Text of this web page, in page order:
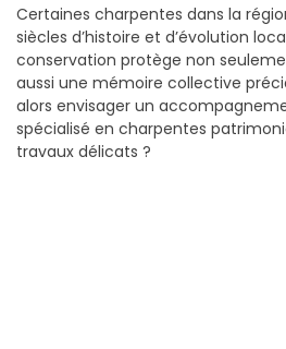
Certaines charpentes dans la
siècles d’histoire et d’évolution
conservation protège non
aussi une mémoire collective
alors envisager un
spécialisé en charpentes
travaux délicats ?